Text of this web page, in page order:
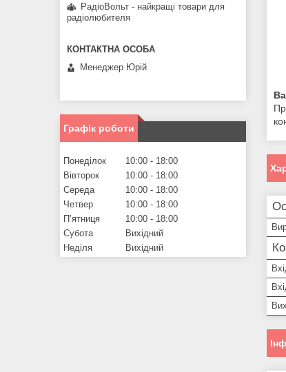
РадіоВольт - найкращі товари для
радіолюбителя
Менеджер Юрій
Графік роботи
Понеділок 10:00
18:00
Вівторок
10:00
18:00
Середа
10:00
18:00
Четвер
10:00
18:00
Пʼятниця
10:00
18:00
Субота
Вихідний
Неділя
Вихідний